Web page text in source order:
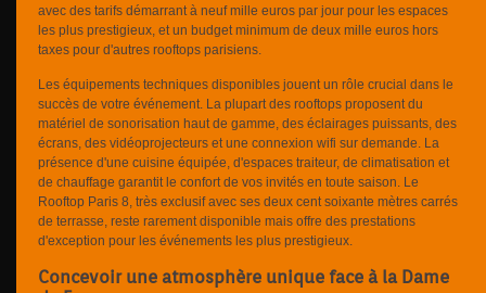
avec des tarifs démarrant à neuf mille euros par jour pour les espaces
les plus prestigieux, et un budget minimum de deux mille euros hors
taxes pour d'autres rooftops parisiens.
Les équipements techniques disponibles jouent un rôle crucial dans le
succès de votre événement. La plupart des rooftops proposent du
matériel de sonorisation haut de gamme, des éclairages puissants, des
écrans, des vidéoprojecteurs et une connexion wifi sur demande. La
présence d'une cuisine équipée, d'espaces traiteur, de climatisation et
de chauffage garantit le confort de vos invités en toute saison. Le
Rooftop Paris 8, très exclusif avec ses deux cent soixante mètres carrés
de terrasse, reste rarement disponible mais offre des prestations
d'exception pour les événements les plus prestigieux.
Concevoir une atmosphère unique face à la Dame